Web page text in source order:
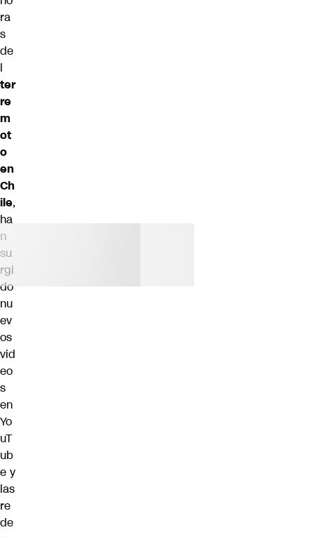
ra
s
de
l
ter
re
m
ot
o
en
Ch
ile,
ha
n
su
rgi
do
nu
ev
os
vid
eo
s
en
Yo
uT
ub
e y
las
re
de